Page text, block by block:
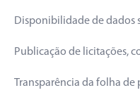
Disponibilidade de dados
Publicação de licitações,
Transparência da folha de